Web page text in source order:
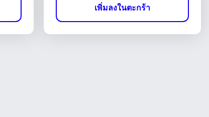
เพิ่มลงในตะกร้า